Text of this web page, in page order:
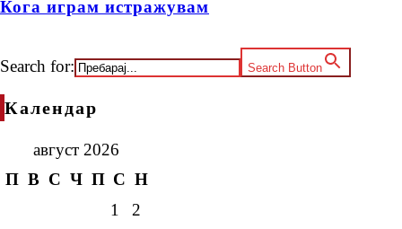
Кога играм истражувам
Search for: Search Button
Календар
август 2026
П В С Ч П С Н
1
2